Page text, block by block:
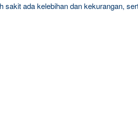
sakit ada kelebihan dan kekurangan,